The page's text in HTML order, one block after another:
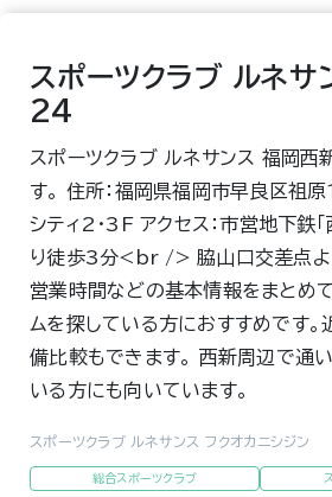
スポーツクラブ ルネサ
24
スポーツクラブ ルネサンス 福岡
す。 住所：福岡県福岡市早良区祖
シティ2・3F アクセス：市営地下鉄
り徒歩3分<br /> 脇山口交差点よ
営業時間などの基本情報をまとめ
ムを探している方におすすめです。
備比較もできます。 西新周辺で通
いる方にも向いています。
スポーツクラブ ルネサンス フクオカニシジン
総合スポーツクラブ